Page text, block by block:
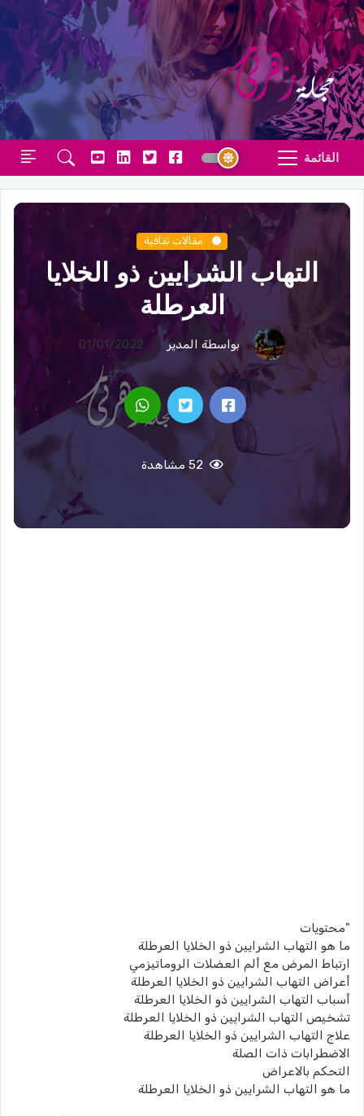
القائمة
مقالات ثقافية
التهاب الشرايين ذو الخلايا
العرطلة
بواسطة المدير 01/01/2022
"محتويات
ما هو التهاب الشرايين ذو الخلايا العرطلة
ارتباط المرض مع ألم العضلات الروماتيزمي
أعراض التهاب الشرايين ذو الخلايا العرطلة
أسباب التهاب الشرايين ذو الخلايا العرطلة
تشخيص التهاب الشرايين ذو الخلايا العرطلة
علاج التهاب الشرايين ذو الخلايا العرطلة
الاضطرابات ذات الصلة
التحكم بالاعراض
ما هو التهاب الشرايين ذو الخلايا العرطلة